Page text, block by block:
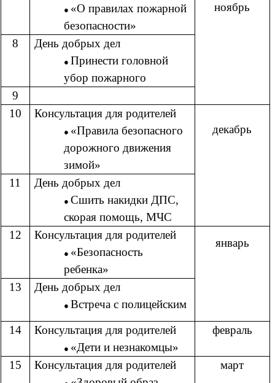
«О правилах пожарной
безопасности»
ноябрь
8
День добрых дел
Принести головной
убор пожарного
9
10
Консультация для родителей
«Правила безопасного
дорожного движения
зимой»
декабрь
11
День добрых дел
Сшить накидки ДПС,
скорая помощь, МЧС
12
Консультация для родителей
«Безопасность
ребенка»
январь
13
День добрых дел
Встреча с полицейским
14
Консультация для родителей
«Дети и незнакомцы»
февраль
15
Консультация для родителей
март